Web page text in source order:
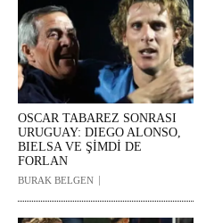
OSCAR TABAREZ SONRASI
URUGUAY: DIEGO ALONSO,
BIELSA VE ŞİMDİ DE
FORLAN
BURAK BELGEN